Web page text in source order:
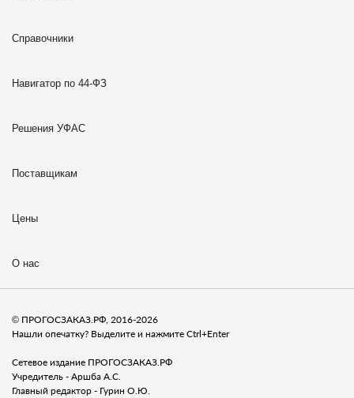
Справочники
Навигатор по 44-ФЗ
Решения УФАС
Поставщикам
Цены
О нас
© ПРОГОСЗАКАЗ.РФ, 2016-2026
Нашли опечатку? Выделите и нажмите Ctrl+Enter
Сетевое издание ПРОГОСЗАКАЗ.РФ
Учредитель - Аршба А.С.
Главный редактор - Гурин О.Ю.